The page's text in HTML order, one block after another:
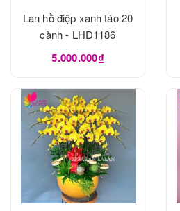
Lan hồ điệp xanh táo 20
cành - LHD1186
5.000.000₫